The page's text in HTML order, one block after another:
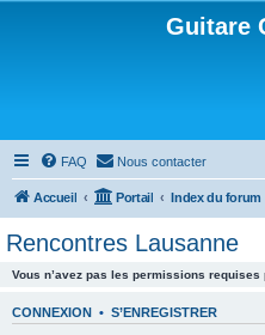
Guitare
FAQ Nous contacter
Accueil Portail Index du forum
Rencontres Lausanne
Vous n’avez pas les permissions
CONNEXION • S’ENREGISTRER